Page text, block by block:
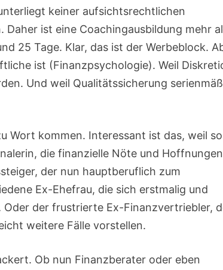
keiner aufsichtsrechtlichen
Daher ist eine Coachingausbildung mehr
25 Tage. Klar, das ist der Werbeblock.
ist (Finanzpsychologie). Weil
Und weil Qualitätssicherung
Wort kommen. Interessant ist das, weil
die finanzielle Nöte und Hoffnungen
der nun hauptberuflich zum
Ex-Ehefrau, die sich erstmalig und
der frustrierte Ex-Finanzvertriebler,
weitere Fälle vorstellen.
Ob nun Finanzberater oder eben